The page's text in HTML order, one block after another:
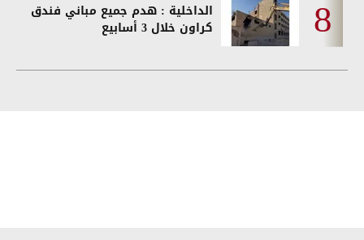
الداخلية : هدم جميع مباني فندق
كراون خلال 3 أسابيع